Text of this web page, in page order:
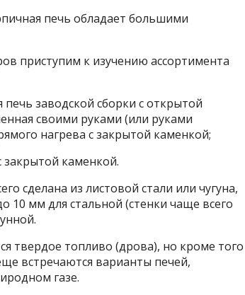
печь обладает большими
приступим к изучению ассортимента
заводской сборки с открытой
своими руками (или руками
нагрева с закрытой каменкой;
каменкой.
сделана из листовой стали или чугуна,
10 мм для стальной (стенки чаще всего
твердое топливо (дрова), но кроме того
встречаются варианты печей,
газе.